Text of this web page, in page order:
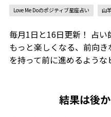
Love Me Doのポジティブ星座占い 山
毎月1日と16日更新！ 占
もっと楽しくなる、前向
を持って前に進めるような
結果は後